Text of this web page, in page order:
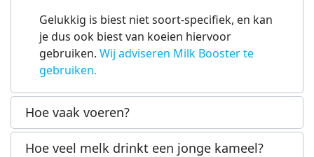
Gelukkig is biest niet soort-specifiek, en kan
je dus ook biest van koeien hiervoor
gebruiken. Wij adviseren Milk Booster te
gebruiken.
Hoe vaak voeren?
Hoe veel melk drinkt een jonge kameel?